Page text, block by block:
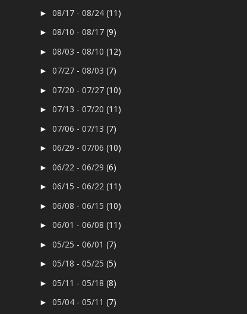
►08/17 - 08/24(11)
►08/10 - 08/17(9)
►08/03 - 08/10(12)
►07/27 - 08/03(7)
►07/20 - 07/27(10)
►07/13 - 07/20(11)
►07/06 - 07/13(7)
►06/29 - 07/06(10)
►06/22 - 06/29(6)
►06/15 - 06/22(11)
►06/08 - 06/15(10)
►06/01 - 06/08(11)
►05/25 - 06/01(7)
►05/18 - 05/25(5)
►05/11 - 05/18(8)
►05/04 - 05/11(7)